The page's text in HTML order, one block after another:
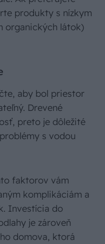
produkty s nízkym
organických látok)
aby bol priestor
Drevené
preto je dôležité
s vodou
faktorov vám
komplikáciám a
Investícia do
je zároveň
domova, ktorá